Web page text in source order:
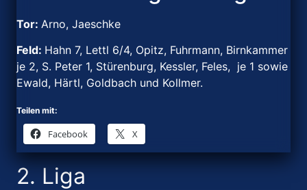
Tor: Arno, Jaeschke
Feld: Hahn 7, Lettl 6/4, Opitz, Fuhrmann, Birnkammer
je 2, S. Peter 1, Stürenburg, Kessler, Feles, je 1 sowie
Ewald, Härtl, Goldbach und Kollmer.
Teilen mit:
Facebook X
2. Liga